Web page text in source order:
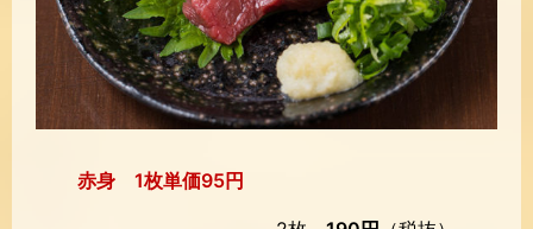
赤身 1枚単価95円